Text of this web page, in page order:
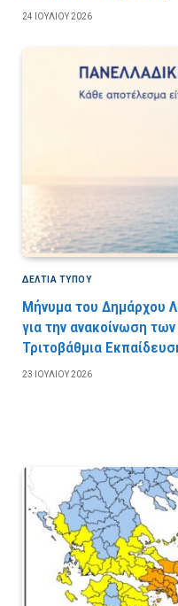
24 ΙΟΥΛΊΟΥ 2026
ΔΕΛΤΙΑ ΤΥΠΟΥ
Μήνυμα του Δημάρχου
για την ανακοίνωση
Τριτοβάθμια
23 ΙΟΥΛΊΟΥ 2026